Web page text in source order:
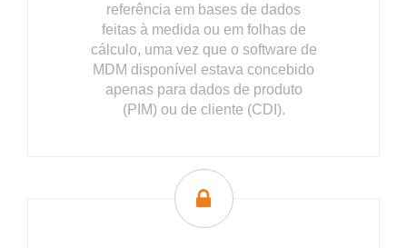
referência em bases de dados
feitas à medida ou em folhas de
cálculo, uma vez que o software de
MDM disponível estava concebido
apenas para dados de produto
(PIM) ou de cliente (CDI).